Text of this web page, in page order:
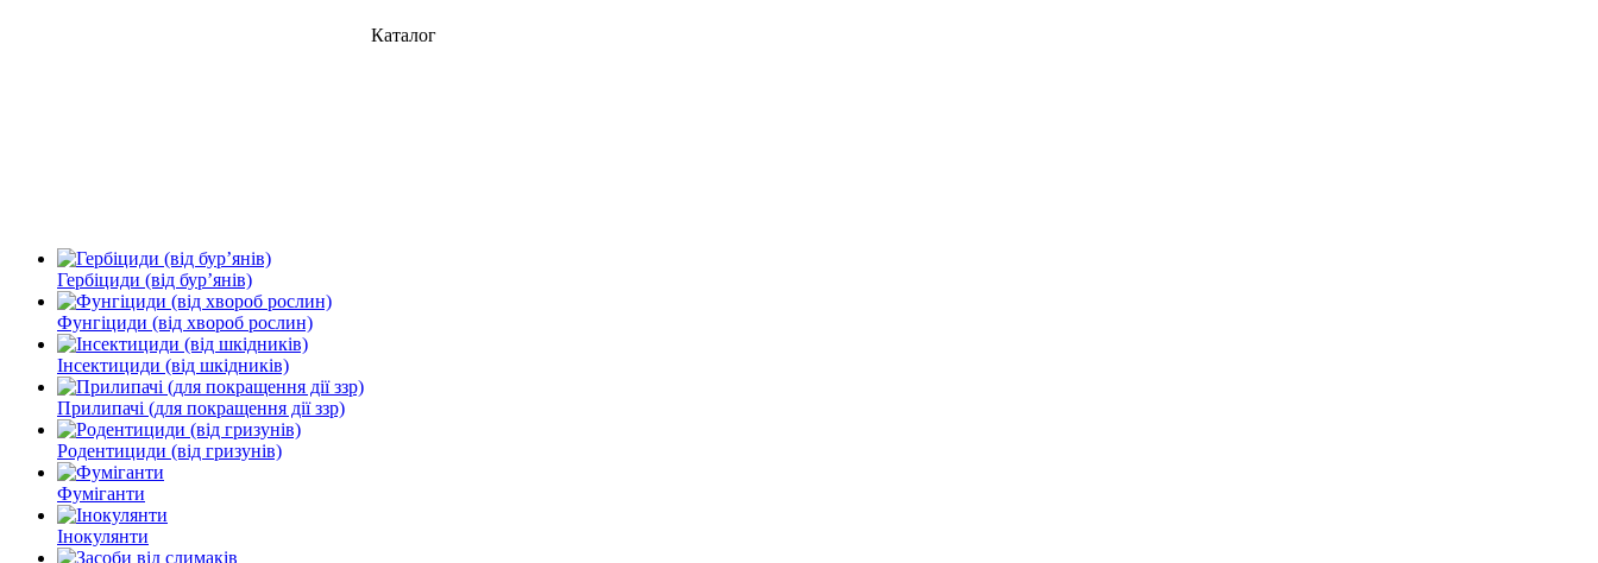
Каталог
Гербіциди (від бурʼянів)
Фунгіциди (від хвороб рослин)
Інсектициди (від шкідників)
Прилипачі (для покращення дії ззр)
Родентициди (від гризунів)
Фуміганти
Інокулянти